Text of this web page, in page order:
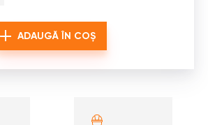
ADAUGĂ ÎN COȘ